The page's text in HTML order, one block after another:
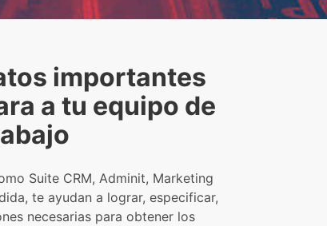
importantes
a tu equipo de
Suite CRM, Adminit, Marketing
te ayudan a lograr, especificar,
necesarias para obtener los